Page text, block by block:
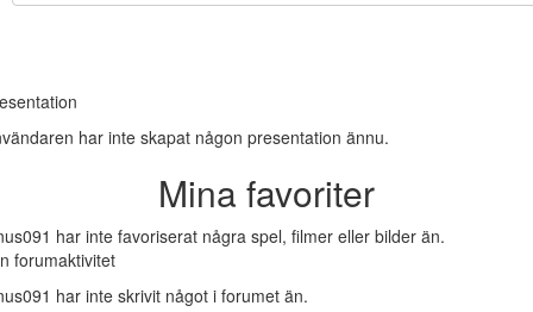
har inte skapat någon presentation ännu.
Mina favoriter
har inte favoriserat några spel, filmer eller bilder än.
forumaktivitet
har inte skrivit något i forumet än.